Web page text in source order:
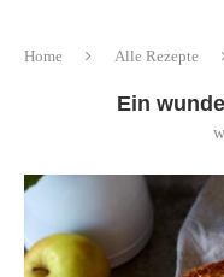
Home Alle Rezepte
Ein